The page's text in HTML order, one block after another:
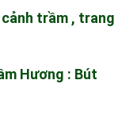
trầm , trang
Hương : Bút